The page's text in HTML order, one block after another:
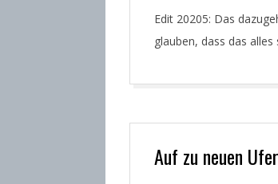
Edit 20205: Das
glauben, dass das
Auf zu neuen